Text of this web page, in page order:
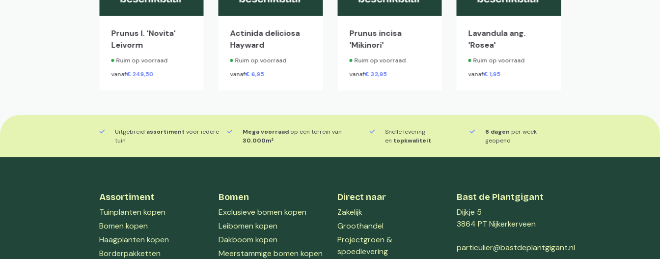
Prunus l. 'Novita'
Leivorm
Ruim op voorraad
vanaf€ 249,50
Actinida deliciosa
Hayward
Ruim op voorraad
vanaf€ 6,95
Prunus incisa
'Mikinori'
Ruim op voorraad
vanaf€32,95
Lavandula ang.
'Rosea'
Ruim op voorraad
vanaf€1,95
Uitgebreid assortiment voor iedere
tuin
Mega voorraad op een terrein van
30.000m²
Snelle levering
en topkwaliteit
6 dagen per week
geopend
Assortiment
Tuinplanten kopen
Bomen kopen
Haagplanten kopen
Borderpakketten
Bomen
Exclusieve bomen kopen
Leibomen kopen
Dakboom kopen
Meerstammige bomen kopen
Direct naar
Zakelijk
Groothandel
Projectgroen &
spoedlevering
Bast de Plantgigant
Dijkje 5
3864 PT Nijkerkerveen
particulier@bastdeplantgigant.nl